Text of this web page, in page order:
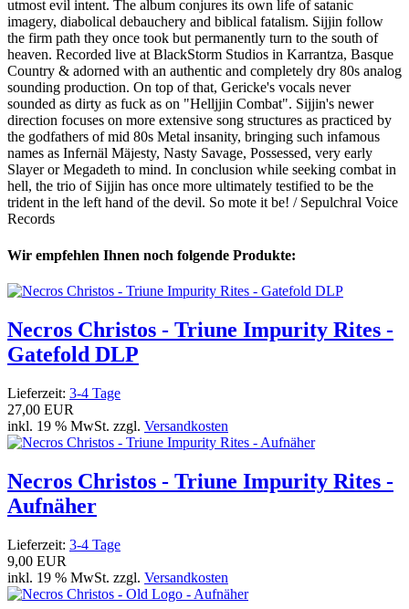
utmost evil intent. The album conjures its own life of satanic
imagery, diabolical debauchery and biblical fatalism. Sijjin follow
the firm path they once took but permanently turn to the south of
heaven. Recorded live at BlackStorm Studios in Karrantza, Basque
Country & adorned with an authentic and completely dry 80s analog
sounding production. On top of that, Gericke's vocals never
sounded as dirty as fuck as on "Helljjin Combat". Sijjin's newer
direction focuses on more extensive song structures as practiced by
the godfathers of mid 80s Metal insanity, bringing such infamous
names as Infernäl Mäjesty, Nasty Savage, Possessed, very early
Slayer or Megadeth to mind. In conclusion while seeking combat in
hell, the trio of Sijjin has once more ultimately testified to be the
trident in the left hand of the devil. So mote it be! / Sepulchral Voice
Records
Wir empfehlen Ihnen noch folgende Produkte:
Necros Christos - Triune Impurity Rites -
Gatefold DLP
Lieferzeit: 3-4 Tage
27,00 EUR
inkl. 19 % MwSt. zzgl. Versandkosten
Necros Christos - Triune Impurity Rites -
Aufnäher
Lieferzeit: 3-4 Tage
9,00 EUR
inkl. 19 % MwSt. zzgl. Versandkosten